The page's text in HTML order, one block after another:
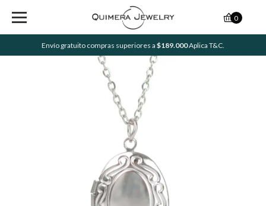
Envío gratuito compras superiores a $189.000Aplica T&C.
0